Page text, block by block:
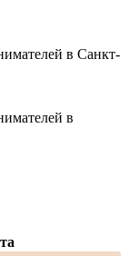
в Санкт-
в